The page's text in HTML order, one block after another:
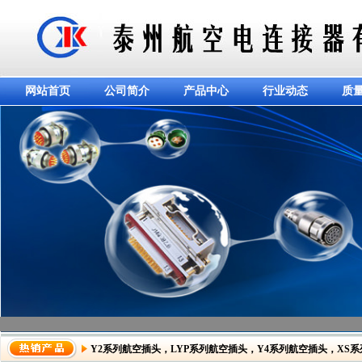
网站首页 公司简介 产品中心 行业动态 质
dddddddddddd
Y2系列航空插头 ， LYP系列航空插头 ， Y4系列航空插头 ， XS系